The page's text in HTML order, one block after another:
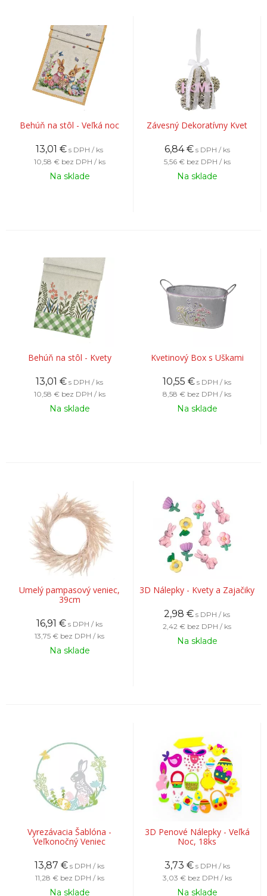
Behúň na stôl - Veľká noc
13,01 € s DPH / ks
10,58 € bez DPH / ks
Na sklade
Závesný Dekoratívny Kvet
6,84 € s DPH / ks
5,56 € bez DPH / ks
Na sklade
Behúň na stôl - Kvety
13,01 € s DPH / ks
10,58 € bez DPH / ks
Na sklade
Kvetinový Box s Uškami
10,55 € s DPH / ks
8,58 € bez DPH / ks
Na sklade
Umelý pampasový veniec,
39cm
16,91 € s DPH / ks
13,75 € bez DPH / ks
Na sklade
3D Nálepky - Kvety a Zajačiky
2,98 € s DPH / ks
2,42 € bez DPH / ks
Na sklade
Vyrezávacia Šablóna -
Veľkonočný Veniec
13,87 € s DPH / ks
11,28 € bez DPH / ks
Na sklade
3D Penové Nálepky - Veľká
Noc, 18ks
3,73 € s DPH / ks
3,03 € bez DPH / ks
Na sklade